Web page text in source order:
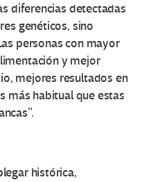
diferencias detectadas
genéticos, sino
personas con mayor
y mejor
mejores resultados en
más habitual que estas
histórica,